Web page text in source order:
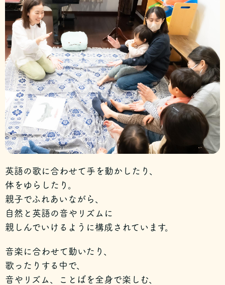
英語の歌に合わせて手を動かしたり、
体をゆらしたり。
親子でふれあいながら、
自然と英語の音やリズムに
親しんでいけるように構成されています。
音楽に合わせて動いたり、
歌ったりする中で、
音やリズム、ことばを全身で楽しむ、